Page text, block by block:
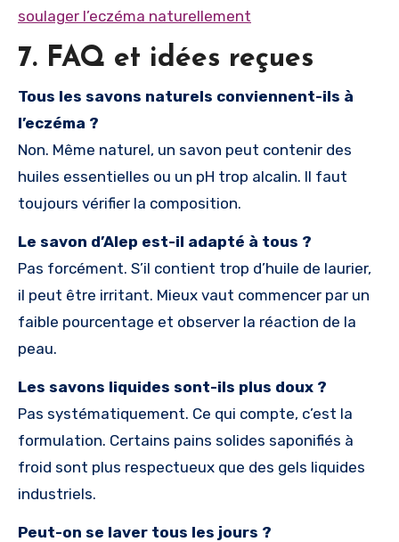
soulager l’eczéma naturellement
7. FAQ et idées reçues
Tous les savons naturels conviennent-ils à
l’eczéma ?
Non. Même naturel, un savon peut contenir des
huiles essentielles ou un pH trop alcalin. Il faut
toujours vérifier la composition.
Le savon d’Alep est-il adapté à tous ?
Pas forcément. S’il contient trop d’huile de laurier,
il peut être irritant. Mieux vaut commencer par un
faible pourcentage et observer la réaction de la
peau.
Les savons liquides sont-ils plus doux ?
Pas systématiquement. Ce qui compte, c’est la
formulation. Certains pains solides saponifiés à
froid sont plus respectueux que des gels liquides
industriels.
Peut-on se laver tous les jours ?